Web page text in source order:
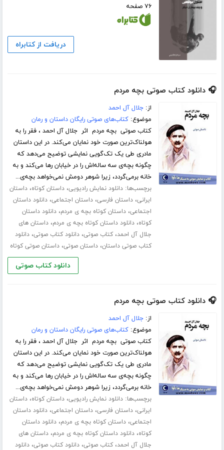
۷۶ صفحه
دریافت از کتابراه
🎧 دانلود کتاب صوتی بچه مردم
از:جلال آل احمد
موضوع:کتاب‌های صوتی رایگان داستان و رمان
کتاب صوتی بچه مردم اثر جلال آل احمد ، فقر را به
هولناک‌ترین صورت خود نمایان می‌کند. در این داستان
مادری طی یک تک‌گویی نمایشی توضیح می‌دهد که
چگونه بچه‌ی سه ساله‌اش را در خیابان رها می‌کند و به
خانه برمی‌گردد، زیرا شوهر دومش نمی‌خواهد بچه‌ی...
برچسب‌ها:دانلود نمایش رادیویی،داستان کوتاه،داستان
ایرانی،داستان فارسی،داستان اجتماعی،دانلود داستان
اجتماعی،داستان کوتاه بچه ی مردم،دانلود داستان
کوتاه،دانلود داستان کوتاه بچه ی مردم،داستان های
جلال آل احمد،کتاب صوتی،دانلود کتاب صوتی،دانلود
کتاب صوتی داستان،داستان صوتی،داستان صوتی کوتاه
دانلود کتاب صوتی
🎧 دانلود کتاب صوتی بچه مردم
از:جلال آل احمد
موضوع:کتاب‌های صوتی رایگان داستان و رمان
کتاب صوتی بچه مردم اثر جلال آل احمد ، فقر را به
هولناک‌ترین صورت خود نمایان می‌کند. در این داستان
مادری طی یک تک‌گویی نمایشی توضیح می‌دهد که
چگونه بچه‌ی سه ساله‌اش را در خیابان رها می‌کند و به
خانه برمی‌گردد، زیرا شوهر دومش نمی‌خواهد بچه‌ی...
برچسب‌ها:دانلود نمایش رادیویی،داستان کوتاه،داستان
ایرانی،داستان فارسی،داستان اجتماعی،دانلود داستان
اجتماعی،داستان کوتاه بچه ی مردم،دانلود داستان
کوتاه،دانلود داستان کوتاه بچه ی مردم،داستان های
جلال آل احمد،کتاب صوتی،دانلود کتاب صوتی،دانلود